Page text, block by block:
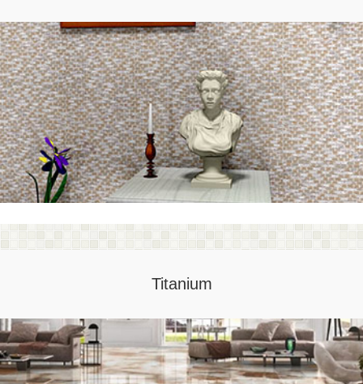
Titanium